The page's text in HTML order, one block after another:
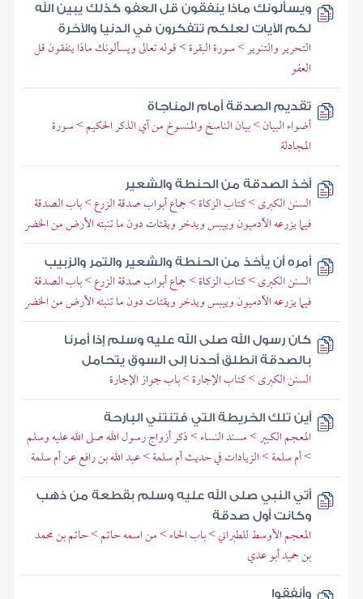
ويسألونك ماذا ينفقون قل العفو كذلك يبين الله
لكم الآيات لعلكم تتفكرون في الدنيا والآخرة
التحرير والتنوير > سورة البقرة > قوله تعالى ويسألونك ماذا ينفقون قل
العفو
تقديم الصدقة أمام المناجاة
أضواء البيان > بيان الناسخ والمنسوخ من آي الذكر الحكيم > سورة
المجادلة
أخذ الصدقة من الحنطة والشعير
السنن الكبرى > كتاب الزكاة > جماع أبواب صدقة الزرع > باب الصدقة
فيما يزرعه الآدميون وييبس ويدخر ويقتات دون ما تنبته الأرض من الخضر
أمره أن يأخذ من الحنطة والشعير والتمر والزبيب
السنن الكبرى > كتاب الزكاة > جماع أبواب صدقة الزرع > باب الصدقة
فيما يزرعه الآدميون وييبس ويدخر ويقتات دون ما تنبته الأرض من الخضر
كان رسول الله صلى الله عليه وسلم إذا أمرنا
بالصدقة انطلق أحدنا إلى السوق يتحامل
السنن الكبرى > كتاب الإجارة > باب جواز الإجارة
أين تلك الخريطة التي فتنتني البارحة
المعجم الكبير > مسند النساء > ذكر أزواج رسول الله صلى الله عليه وسلم
> أم سلمة > الزيادات في حديث أم سلمة > عبد الله بن رافع عن أم سلمة
أتي النبي صلى الله عليه وسلم بقطعة من ذهب
وكانت أول صدقة
المعجم الأوسط للطبراني > باب الحاء > من اسمه حاتم > حاتم بن محمد
بن حميد أبو عدي
وأنفقوا